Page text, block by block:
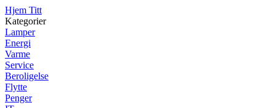
Hjem Titt
Kategorier
Lamper
Energi
Varme
Service
Beroligelse
Flytte
Penger